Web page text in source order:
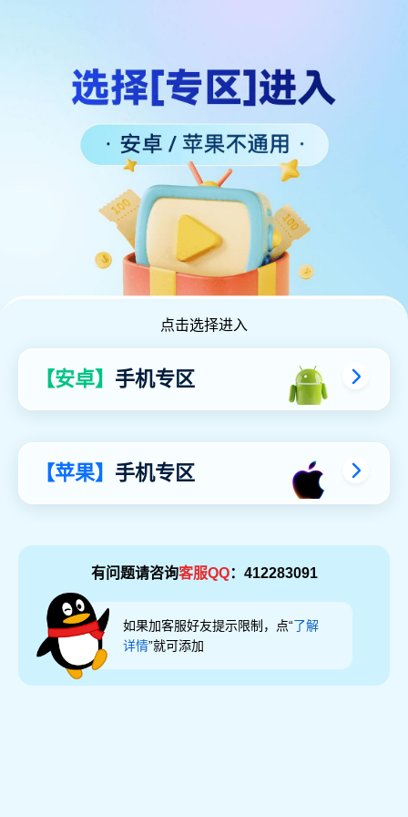
点击选择进入
【安卓】 手机专区
【苹果】 手机专区
有问题请咨询客服QQ：412283091
如果加客服好友提示限制，点“了解
详情”就可添加